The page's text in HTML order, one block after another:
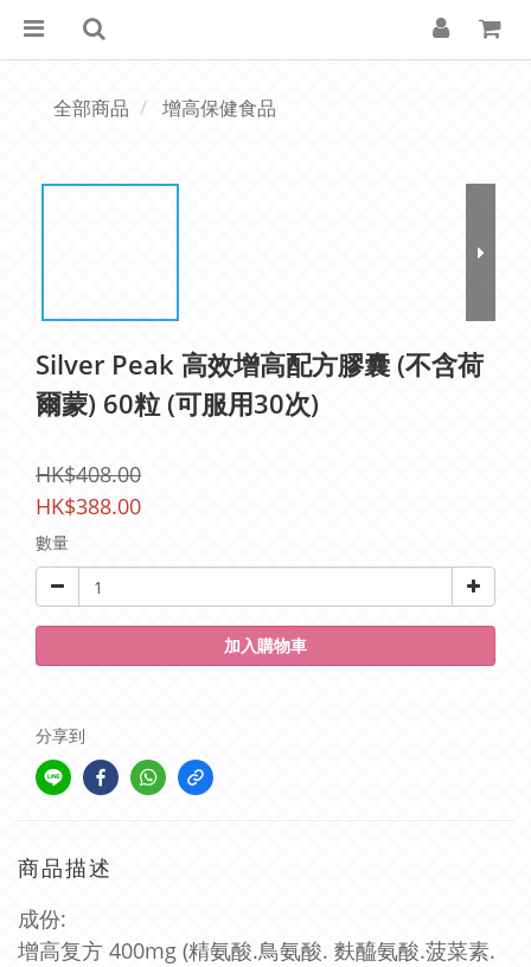
全部商品 增高保健食品
Silver Peak 高效增高配方膠囊 (不含荷
爾蒙) 60粒 (可服用30次)
HK$408.00
HK$388.00
數量
加入購物車
分享到
商品描述
成份:
增高复方 400mg (精氨酸.鳥氨酸. 麩醯氨酸.菠菜素.